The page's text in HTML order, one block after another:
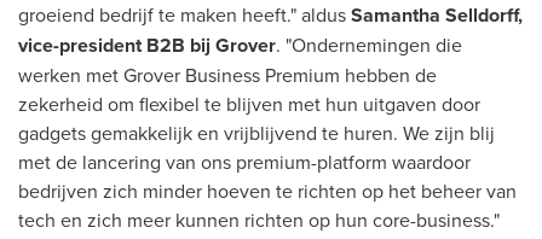
groeiend bedrijf te maken heeft." aldusSamantha Selldorff,
vice-president B2B bij Grover. "Ondernemingen die
werken met Grover Business Premium hebben de
zekerheid om flexibel te blijven met hun uitgaven door
gadgets gemakkelijk en vrijblijvend te huren. We zijn blij
met de lancering van ons premium-platform waardoor
bedrijven zich minder hoeven te richten op het beheer van
tech en zich meer kunnen richten op hun core-business."